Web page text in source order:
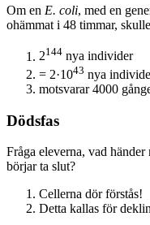
Om en E. coli, med en
ohämmat i 48 timmar,
2144 nya individer
= 2·1043 nya
motsvarar 4000
Dödsfas
Fråga eleverna, vad
börjar ta slut?
Cellerna dör förstås!
Detta kallas för